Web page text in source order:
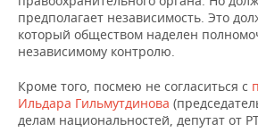
предполагает независимость. Это
который обществом наделен
независимому контролю.
Кроме того, посмею не согласиться с
Ильдара Гильмутдинова
делам национальностей, депутат от